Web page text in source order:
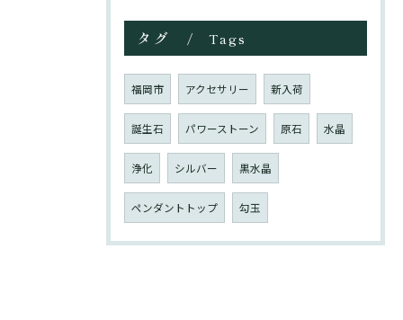
タグ Tags
福岡市 アクセサリー 新入荷
誕生石 パワーストーン 原石 水晶
浄化 シルバー 黒水晶
ペンダントトップ 勾玉